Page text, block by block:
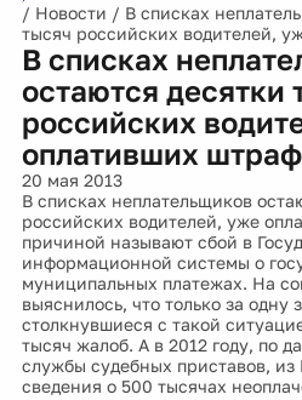
/ Новости / В списках
тысяч российских водителей,
В списках
остаются десятки
российских
оплативших
20 мая 2013
В списках неплательщиков
российских водителей, уже
причиной называют сбой в
информационной системы о
муниципальных платежах. На
выяснилось, что только за
столкнувшиеся с такой
тысяч жалоб. А в 2012 году, по
службы судебных приставов,
сведения о 500 тысячах